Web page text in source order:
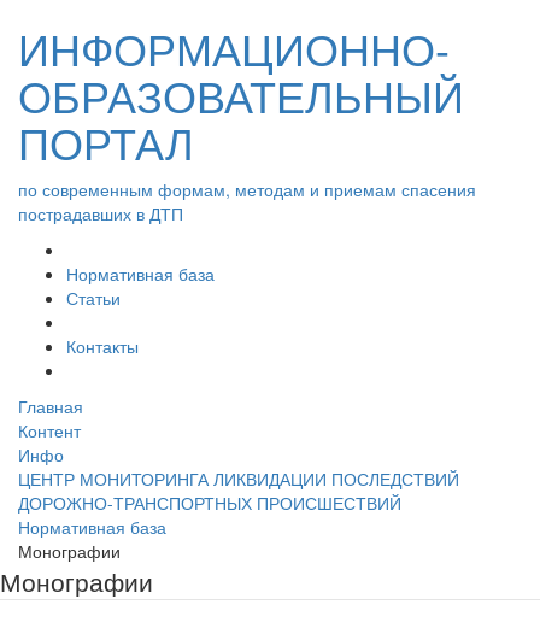
ИНФОРМАЦИОННО-
ОБРАЗОВАТЕЛЬНЫЙ
ПОРТАЛ
по современным формам, методам и приемам спасения
пострадавших в ДТП
Нормативная база
Статьи
Контакты
Главная
Контент
Инфо
ЦЕНТР МОНИТОРИНГА ЛИКВИДАЦИИ ПОСЛЕДСТВИЙ
ДОРОЖНО-ТРАНСПОРТНЫХ ПРОИСШЕСТВИЙ
Нормативная база
Монографии
Монографии